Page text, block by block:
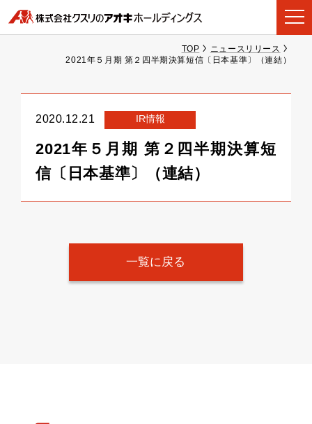
TOP
ニュースリリース
2021年５月期 第２四半期決算短信〔日本基準〕（連結）
2020.12.21 IR情報
2021年５月期 第２四半期決算短
信〔日本基準〕（連結）
一覧に戻る